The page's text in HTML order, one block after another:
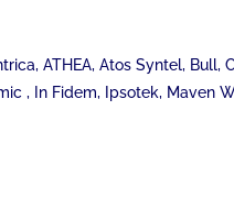
ATHEA, Atos Syntel,
, In Fidem, Ipsotek, Maven